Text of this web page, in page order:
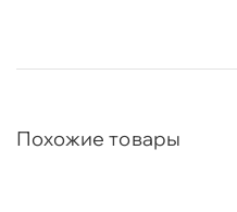
Похожие товары